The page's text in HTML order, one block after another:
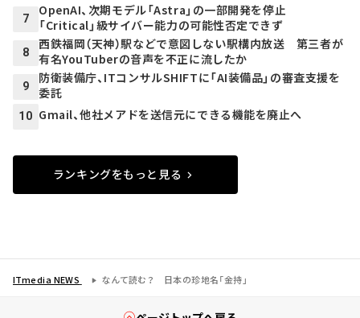
7
OpenAI、次期モデル「Astra」の一部開発を停止
「Critical」級サイバー能力の可能性否定できず
8
西鉄福岡（天神）駅などで意図しない駅構内放送 第三者が
有名YouTuberの音声を不正に流したか
9
防衛装備庁、ITコンサルSHIFTに「AI装備品」の審査支援を
委託
10 Gmail、他社メアドを送信元にできる機能を廃止へ
ランキングをもっと見る
ITmedia NEWS なんて読む？ 日本の珍地名「金持」